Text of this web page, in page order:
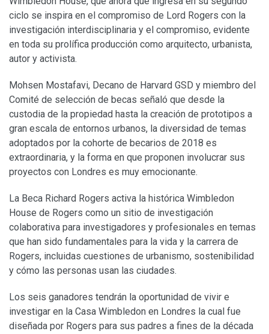
ciclo se inspira en el compromiso de Lord Rogers con la
investigación interdisciplinaria y el compromiso, evidente
en toda su prolífica producción como arquitecto, urbanista,
autor y activista.
Mohsen Mostafavi, Decano de Harvard GSD y miembro del
Comité de selección de becas señaló que desde la
custodia de la propiedad hasta la creación de prototipos a
gran escala de entornos urbanos, la diversidad de temas
adoptados por la cohorte de becarios de 2018 es
extraordinaria, y la forma en que proponen involucrar sus
proyectos con Londres es muy emocionante.
La Beca Richard Rogers activa la histórica Wimbledon
House de Rogers como un sitio de investigación
colaborativa para investigadores y profesionales en temas
que han sido fundamentales para la vida y la carrera de
Rogers, incluidas cuestiones de urbanismo, sostenibilidad
y cómo las personas usan las ciudades.
Los seis ganadores tendrán la oportunidad de vivir e
investigar en la Casa Wimbledon en Londres la cual fue
diseñada por Rogers para sus padres a fines de la década